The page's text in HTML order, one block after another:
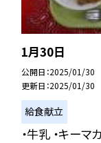
1月30日
公開日 2025/01/30
更新日 2025/01/30
給食献立
・牛乳 ・キーマ